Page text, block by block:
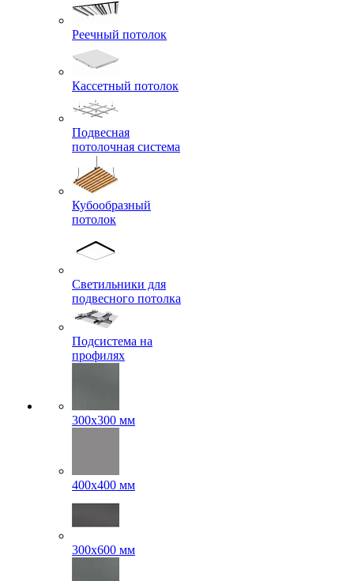
Реечный потолок
Кассетный потолок
Подвесная
потолочная система
Кубообразный
потолок
Светильники для
подвесного потолка
Подсистема на
профилях
300x300 мм
400х400 мм
300x600 мм